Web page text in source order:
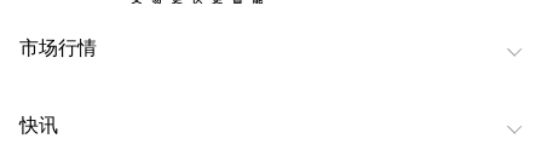
市场行情
快讯